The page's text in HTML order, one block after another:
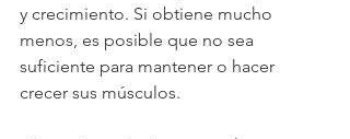
y crecimiento. Si obtiene mucho
menos, es posible que no sea
suficiente para mantener o hacer
crecer sus músculos.